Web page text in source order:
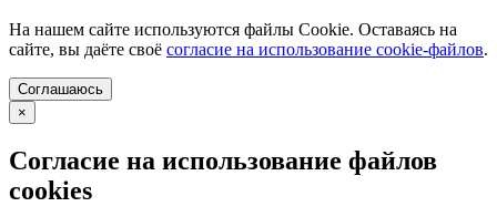
На нашем сайте используются файлы Cookie. Оставаясь на
сайте, вы даёте своё согласие на использование cookie-файлов.
Соглашаюсь
×
Согласие на использование файлов
cookies